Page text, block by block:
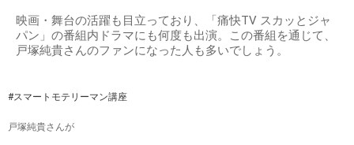
映画・舞台の活躍も目立っており、「痛快TV スカッとジャ
パン」の番組内ドラマにも何度も出演。この番組を通じて、
戸塚純貴さんのファンになった人も多いでしょう。
#スマートモテリーマン講座
戸塚純貴さんが